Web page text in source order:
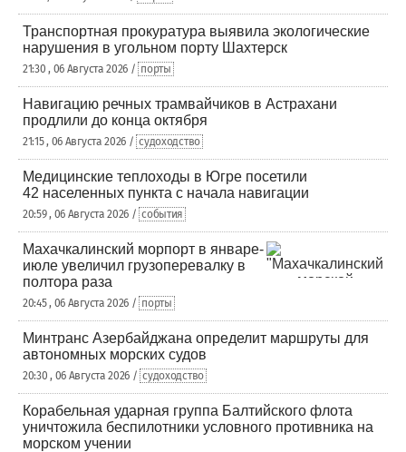
Транспортная прокуратура выявила экологические
нарушения в угольном порту Шахтерск
21:30 , 06 Августа 2026 / порты
Навигацию речных трамвайчиков в Астрахани
продлили до конца октября
21:15 , 06 Августа 2026 / судоходство
Медицинские теплоходы в Югре посетили
42 населенных пункта с начала навигации
20:59 , 06 Августа 2026 / события
Махачкалинский морпорт в январе-
июле увеличил грузоперевалку в
полтора раза
20:45 , 06 Августа 2026 / порты
Минтранс Азербайджана определит маршруты для
автономных морских судов
20:30 , 06 Августа 2026 / судоходство
Корабельная ударная группа Балтийского флота
уничтожила беспилотники условного противника на
морском учении